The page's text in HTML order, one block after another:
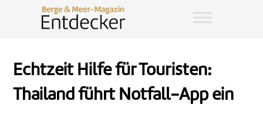
Echtzeit Hilfe für Touristen:
Thailand führt Notfall-App ein